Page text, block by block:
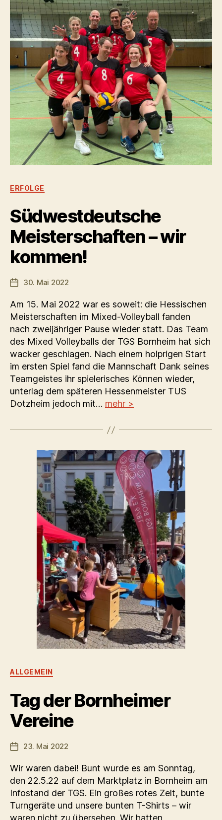
Kategorien
ERFOLGE
Südwestdeutsche
Meisterschaften – wir
kommen!
Veröffentlichungsdatum
30. Mai 2022
Am 15. Mai 2022 war es soweit: die Hessischen
Meisterschaften im Mixed-Volleyball fanden
nach zweijähriger Pause wieder statt. Das Team
des Mixed Volleyballs der TGS Bornheim hat sich
wacker geschlagen. Nach einem holprigen Start
im ersten Spiel fand die Mannschaft Dank seines
Teamgeistes ihr spielerisches Können wieder,
unterlag dem späteren Hessenmeister TUS
Dotzheim jedoch mit… mehr >
Kategorien
ALLGEMEIN
Tag der Bornheimer
Vereine
Veröffentlichungsdatum
23. Mai 2022
Wir waren dabei! Bunt wurde es am Sonntag,
den 22.5.22 auf dem Marktplatz in Bornheim am
Infostand der TGS. Ein großes rotes Zelt, bunte
Turngeräte und unsere bunten T-Shirts – wir
waren nicht zu übersehen. Wir hatten